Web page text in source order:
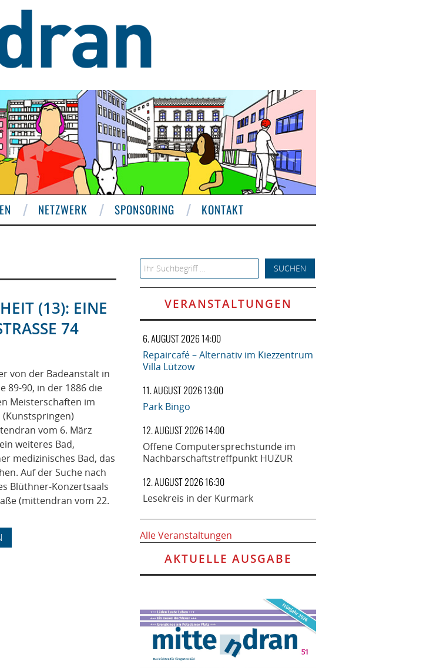
NETZWERK SPONSORING KONTAKT
(13): EINE
74
von der Badeanstalt in
89-90, in der 1886 die
Meisterschaften im
vom 6. März
weiteres Bad,
medizinisches Bad, das
Auf der Suche nach
Blüthner-Konzertsaals
(mittendran vom 22.
Search for:
VERANSTALTUNGEN
6. AUGUST 2026 14:00
Repaircafé – Alternativ im Kiezzentrum
Villa Lützow
11. AUGUST 2026 13:00
Park Bingo
12. AUGUST 2026 14:00
Offene Computersprechstunde im
Nachbarschaftstreffpunkt HUZUR
12. AUGUST 2026 16:30
Lesekreis in der Kurmark
Alle Veranstaltungen
AKTUELLE AUSGABE